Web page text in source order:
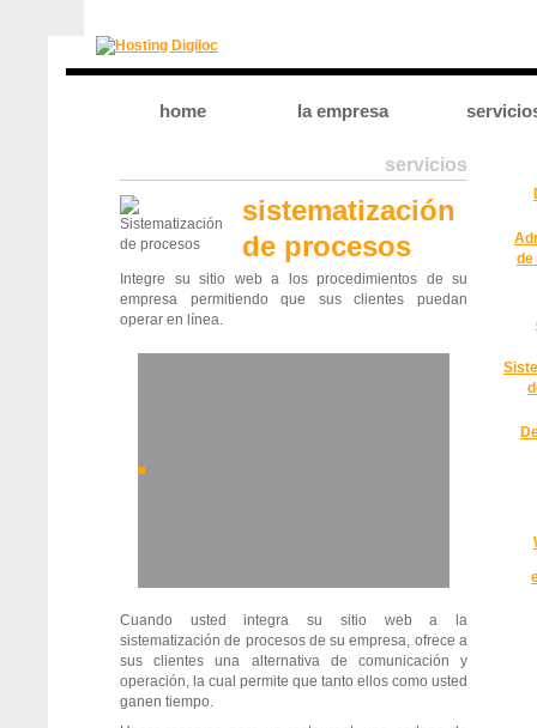
home la empresa
servicios
sistematización
de procesos
Integre su sitio web a los procedimientos de su
empresa permitiendo que sus clientes puedan
operar en línea.
Cuando usted integra su sitio web a la
sistematización de procesos de su empresa, ofrece a
sus clientes una alternativa de comunicación y
operación, la cual permite que tanto ellos como usted
ganen tiempo.
de